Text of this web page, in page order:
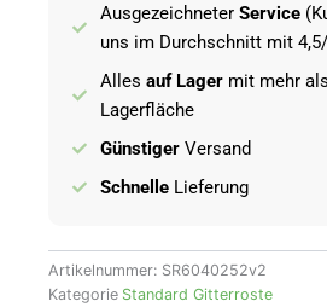
MengeAusgezeichneter Service
uns im Durchschnitt mit
Alles auf Lager mit mehr
Lagerfläche
Günstiger Versand
Schnelle Lieferung
Artikelnummer: SR6040252v2
Kategorie Standard Gitterroste